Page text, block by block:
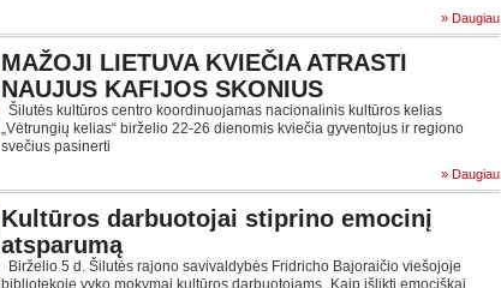
» Daugiau
MAŽOJI LIETUVA KVIEČIA ATRASTI
NAUJUS KAFIJOS SKONIUS
Šilutės kultūros centro koordinuojamas nacionalinis kultūros kelias
„Vėtrungių kelias“ birželio 22-26 dienomis kviečia gyventojus ir regiono
svečius pasinerti
» Daugiau
Kultūros darbuotojai stiprino emocinį
atsparumą
Birželio 5 d. Šilutės rajono savivaldybės Fridricho Bajoraičio viešojoje
bibliotekoje vyko mokymai kultūros darbuotojams „Kaip išlikti emociškai